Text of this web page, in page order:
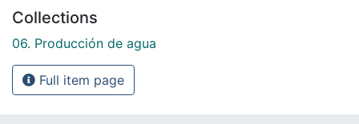
Collections
06. Producción de agua
Full item page